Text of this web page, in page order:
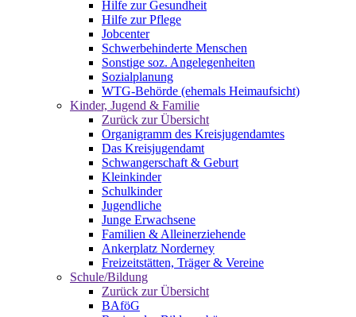
Hilfe zur Gesundheit
Hilfe zur Pflege
Jobcenter
Schwerbehinderte Menschen
Sonstige soz. Angelegenheiten
Sozialplanung
WTG-Behörde (ehemals Heimaufsicht)
Kinder, Jugend & Familie
Zurück zur Übersicht
Organigramm des Kreisjugendamtes
Das Kreisjugendamt
Schwangerschaft & Geburt
Kleinkinder
Schulkinder
Jugendliche
Junge Erwachsene
Familien & Alleinerziehende
Ankerplatz Norderney
Freizeitstätten, Träger & Vereine
Schule/Bildung
Zurück zur Übersicht
BAföG